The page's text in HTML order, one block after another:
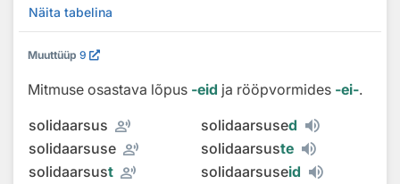
Näita tabelina
Muuttüüp 9
Mitmuse osastava lõpus ‑eid ja rööpvormides ‑ei‑.
solidaarsus record_voice_over solidaarsused
solidaarsuse record_voice_over solidaarsuste
solidaarsust record_voice_over solidaarsuseid